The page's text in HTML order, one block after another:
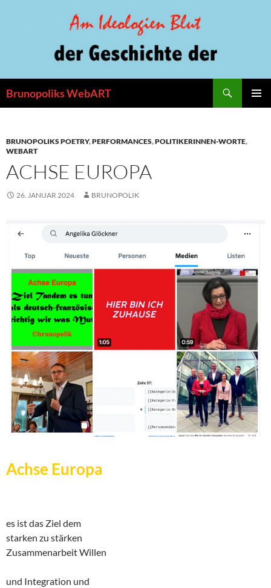
Brunopoliks WebART
BRUNOPOLIKS POETRY,PERFORMANCES,POLITIKERINNEN-WORTE,
WEBART
ACHSE EUROPA
26. JANUAR 2024 BRUNOPOLIK
Achse Europa
es ist das Ziel dem
starken zu stärken
Zusammenarbeit Willen
und Integration und